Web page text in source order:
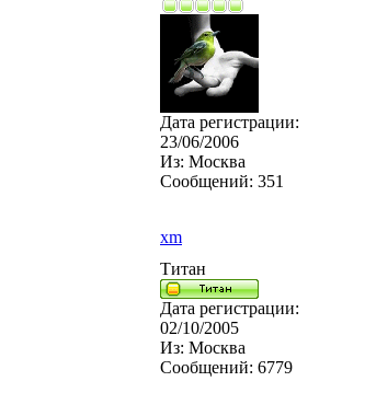
Дата регистрации:
23/06/2006
Из: Москва
Сообщений: 351
xm
Титан
Дата регистрации:
02/10/2005
Из: Москва
Сообщений: 6779